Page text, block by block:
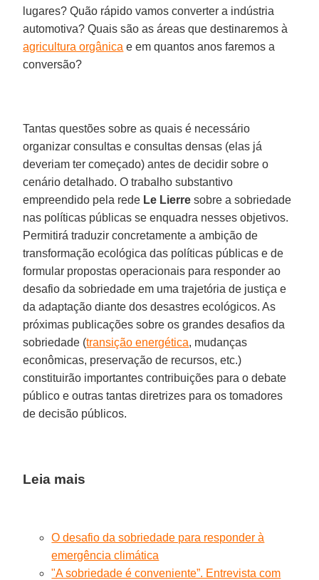
lugares? Quão rápido vamos converter a indústria
automotiva? Quais são as áreas que destinaremos à
agricultura orgânica e em quantos anos faremos a
conversão?
Tantas questões sobre as quais é necessário
organizar consultas e consultas densas (elas já
deveriam ter começado) antes de decidir sobre o
cenário detalhado. O trabalho substantivo
empreendido pela rede Le Lierre sobre a sobriedade
nas políticas públicas se enquadra nesses objetivos.
Permitirá traduzir concretamente a ambição de
transformação ecológica das políticas públicas e de
formular propostas operacionais para responder ao
desafio da sobriedade em uma trajetória de justiça e
da adaptação diante dos desastres ecológicos. As
próximas publicações sobre os grandes desafios da
sobriedade (transição energética, mudanças
econômicas, preservação de recursos, etc.)
constituirão importantes contribuições para o debate
público e outras tantas diretrizes para os tomadores
de decisão públicos.
Leia mais
O desafio da sobriedade para responder à
emergência climática
"A sobriedade é conveniente”. Entrevista com